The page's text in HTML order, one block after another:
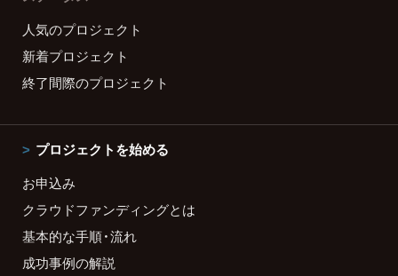
人気のプロジェクト
新着プロジェクト
終了間際のプロジェクト
プロジェクトを始める
お申込み
クラウドファンディングとは
基本的な手順・流れ
成功事例の解説